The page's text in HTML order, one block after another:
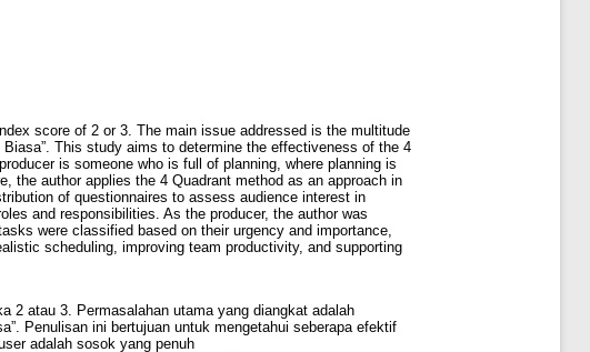
score of 2 or 3. The main issue addressed is the multitude
This study aims to determine the effectiveness of the 4
is someone who is full of planning, where planning is
the author applies the 4 Quadrant method as an approach in
of questionnaires to assess audience interest in
and responsibilities. As the producer, the author was
were classified based on their urgency and importance,
scheduling, improving team productivity, and supporting
2 atau 3. Permasalahan utama yang diangkat adalah
Penulisan ini bertujuan untuk mengetahui seberapa efektif
adalah sosok yang penuh